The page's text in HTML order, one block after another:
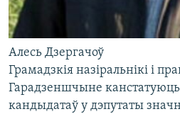
Алесь Дзергачоў
Грамадзкія назіральнікі і
Гарадзеншчыне
кандыдатаў у дэпутаты